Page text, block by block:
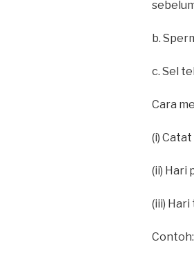
b.
c. Sel
Cara
(i)
(ii) Hari
(iii) Hari
Contoh: